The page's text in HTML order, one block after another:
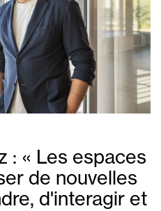
: « Les espaces
de nouvelles
d'interagir et